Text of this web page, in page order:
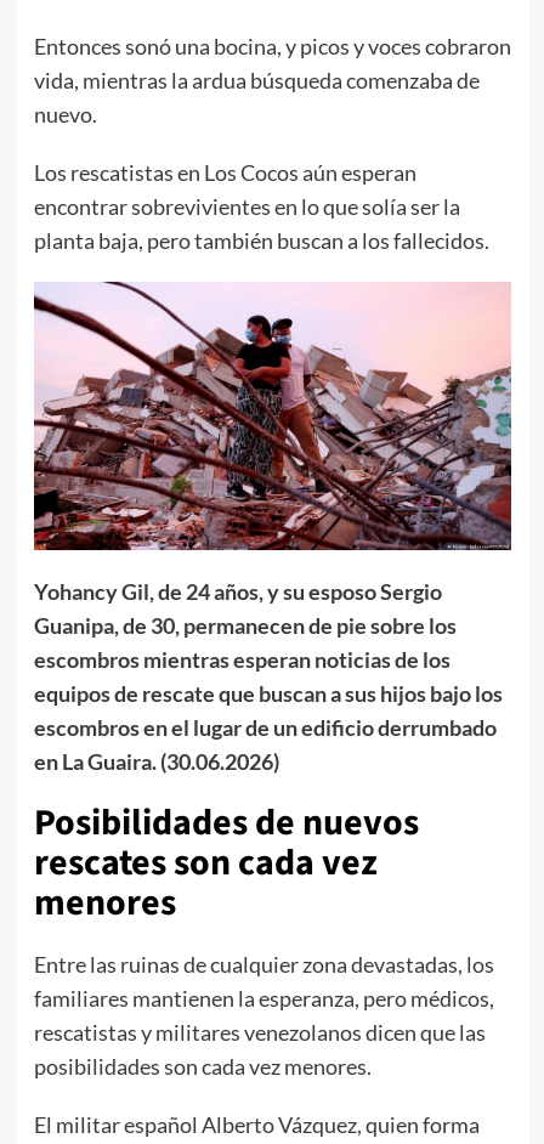
Entonces sonó una bocina, y picos y voces cobraron
vida, mientras la ardua búsqueda comenzaba de
nuevo.
Los rescatistas en Los Cocos aún esperan
encontrar sobrevivientes en lo que solía ser la
planta baja, pero también buscan a los fallecidos.
Yohancy Gil, de 24 años, y su esposo Sergio
Guanipa, de 30, permanecen de pie sobre los
escombros mientras esperan noticias de los
equipos de rescate que buscan a sus hijos bajo los
escombros en el lugar de un edificio derrumbado
en La Guaira. (30.06.2026)
Posibilidades de nuevos
rescates son cada vez
menores
Entre las ruinas de cualquier zona devastadas, los
familiares mantienen la esperanza, pero médicos,
rescatistas y militares venezolanos dicen que las
posibilidades son cada vez menores.
El militar español Alberto Vázquez, quien forma